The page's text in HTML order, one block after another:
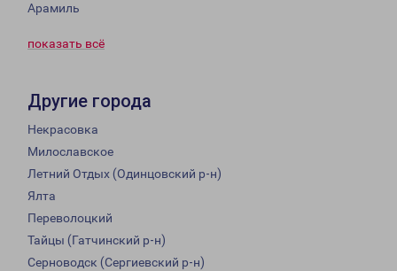
Арамиль
показать всё
Другие города
Некрасовка
Милославское
Летний Отдых (Одинцовский р-н)
Ялта
Переволоцкий
Тайцы (Гатчинский р-н)
Серноводск (Сергиевский р-н)